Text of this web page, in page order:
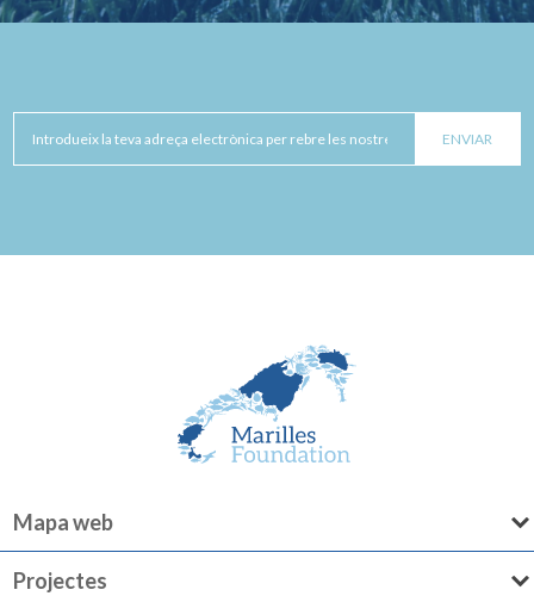
Mapa web
Projectes